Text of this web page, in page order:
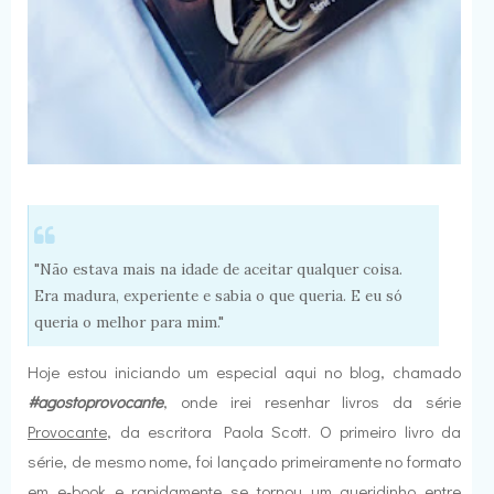
"Não estava mais na idade de aceitar qualquer coisa.
Era madura, experiente e sabia o que queria. E eu só
queria o melhor para mim."
Hoje estou iniciando um especial aqui no blog, chamado
#agostoprovocante, onde irei resenhar livros da série
Provocante, da escritora Paola Scott. O primeiro livro da
série, de mesmo nome, foi lançado primeiramente no formato